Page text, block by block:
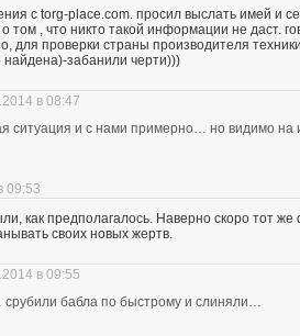
с torg-place.com. просил выслать имей и
о том , что никто такой информации не
для проверки страны производителя
найдена)-забанили черти)))
в 08:47
ситуация и с нами примерно… но видимо на
09:53
как предполагалось. Наверно скоро тот
своих новых жертв.
в 09:55
бабла по быстрому и слиняли…